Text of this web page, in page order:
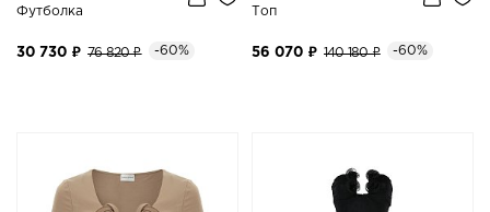
Футболка
30 730 ₽ 76 820 ₽ -60%
Топ
56 070 ₽ 140 180 ₽ -60%